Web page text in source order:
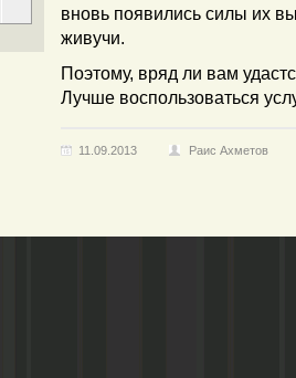
вновь появились силы их
живучи.
Поэтому, вряд ли вам
Лучше воспользоваться
11.09.2013 Раис Ахметов